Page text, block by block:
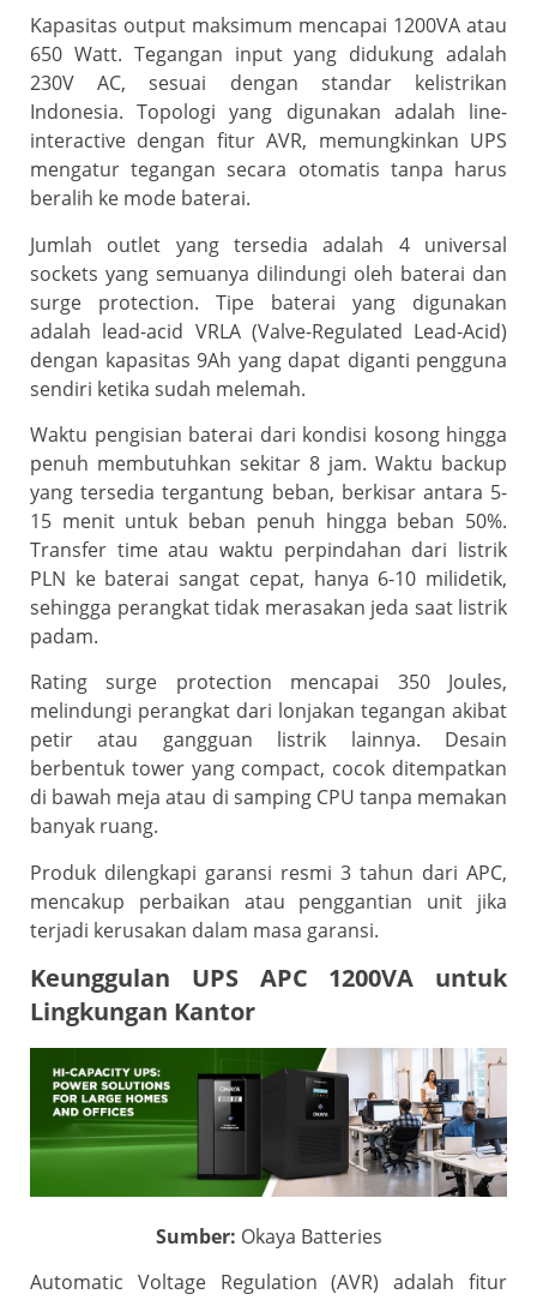
Kapasitas output maksimum mencapai 1200VA atau
650 Watt. Tegangan input yang didukung adalah
230V AC, sesuai dengan standar kelistrikan
Indonesia. Topologi yang digunakan adalah line-
interactive dengan fitur AVR, memungkinkan UPS
mengatur tegangan secara otomatis tanpa harus
beralih ke mode baterai.
Jumlah outlet yang tersedia adalah 4 universal
sockets yang semuanya dilindungi oleh baterai dan
surge protection. Tipe baterai yang digunakan
adalah lead-acid VRLA (Valve-Regulated Lead-Acid)
dengan kapasitas 9Ah yang dapat diganti pengguna
sendiri ketika sudah melemah.
Waktu pengisian baterai dari kondisi kosong hingga
penuh membutuhkan sekitar 8 jam. Waktu backup
yang tersedia tergantung beban, berkisar antara 5-
15 menit untuk beban penuh hingga beban 50%.
Transfer time atau waktu perpindahan dari listrik
PLN ke baterai sangat cepat, hanya 6-10 milidetik,
sehingga perangkat tidak merasakan jeda saat listrik
padam.
Rating surge protection mencapai 350 Joules,
melindungi perangkat dari lonjakan tegangan akibat
petir atau gangguan listrik lainnya. Desain
berbentuk tower yang compact, cocok ditempatkan
di bawah meja atau di samping CPU tanpa memakan
banyak ruang.
Produk dilengkapi garansi resmi 3 tahun dari APC,
mencakup perbaikan atau penggantian unit jika
terjadi kerusakan dalam masa garansi.
Keunggulan UPS APC 1200VA untuk
Lingkungan Kantor
Sumber: Okaya Batteries
Automatic Voltage Regulation (AVR) adalah fitur